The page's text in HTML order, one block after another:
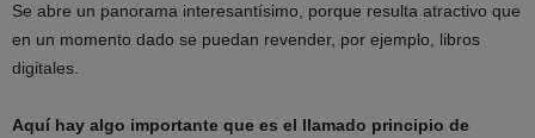
Se abre un panorama interesantísimo, porque resulta atractivo que
en un momento dado se puedan revender, por ejemplo, libros
digitales.
Aquí hay algo importante que es el llamado principio de